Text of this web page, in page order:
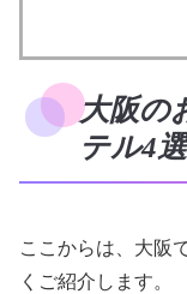
大阪の
テル4
ここからは、大阪
くご紹介します。